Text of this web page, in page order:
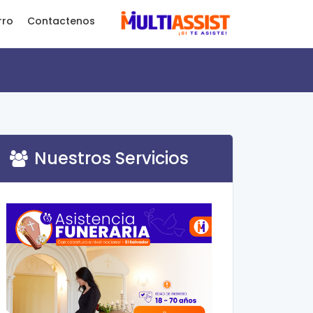
Contactenos
Nuestros Servicios